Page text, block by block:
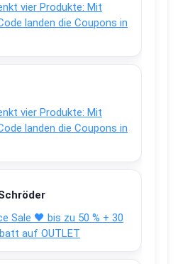
vier Produkte: Mit
landen die Coupons in
vier Produkte: Mit
landen die Coupons in
Sale 🖤 bis zu 50 % + 30
auf OUTLET